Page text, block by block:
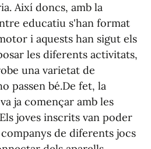
Així doncs, amb la
educatiu s'han format
i aquests han sigut els
les diferents activitats,
una varietat de
passen bé.De fet, la
ja començar amb les
joves inscrits van poder
de diferents jocs